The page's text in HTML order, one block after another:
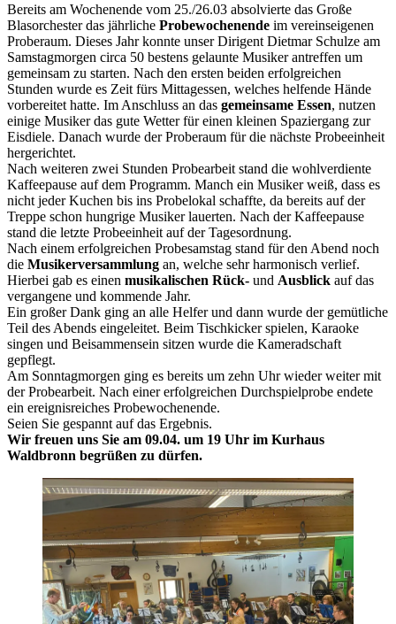
Bereits am Wochenende vom 25./26.03 absolvierte das Große
Blasorchester das jährliche Probewochenende im vereinseigenen
Proberaum. Dieses Jahr konnte unser Dirigent Dietmar Schulze am
Samstagmorgen circa 50 bestens gelaunte Musiker antreffen um
gemeinsam zu starten. Nach den ersten beiden erfolgreichen
Stunden wurde es Zeit fürs Mittagessen, welches helfende Hände
vorbereitet hatte. Im Anschluss an das gemeinsame Essen, nutzen
einige Musiker das gute Wetter für einen kleinen Spaziergang zur
Eisdiele. Danach wurde der Proberaum für die nächste Probeeinheit
hergerichtet.
Nach weiteren zwei Stunden Probearbeit stand die wohlverdiente
Kaffeepause auf dem Programm. Manch ein Musiker weiß, dass es
nicht jeder Kuchen bis ins Probelokal schaffte, da bereits auf der
Treppe schon hungrige Musiker lauerten. Nach der Kaffeepause
stand die letzte Probeeinheit auf der Tagesordnung.
Nach einem erfolgreichen Probesamstag stand für den Abend noch
die Musikerversammlung an, welche sehr harmonisch verlief.
Hierbei gab es einen musikalischen Rück- und Ausblick auf das
vergangene und kommende Jahr.
Ein großer Dank ging an alle Helfer und dann wurde der gemütliche
Teil des Abends eingeleitet. Beim Tischkicker spielen, Karaoke
singen und Beisammensein sitzen wurde die Kameradschaft
gepflegt.
Am Sonntagmorgen ging es bereits um zehn Uhr wieder weiter mit
der Probearbeit. Nach einer erfolgreichen Durchspielprobe endete
ein ereignisreiches Probewochenende.
Seien Sie gespannt auf das Ergebnis.
Wir freuen uns Sie am 09.04. um 19 Uhr im Kurhaus
Waldbronn begrüßen zu dürfen.